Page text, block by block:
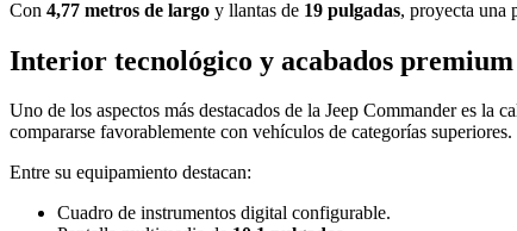
Con 4,77 metros de largo y llantas de 19 pulgadas, proyecta una
Interior tecnológico y acabados premium
Uno de los aspectos más destacados de la Jeep Commander es la
compararse favorablemente con vehículos de categorías superiores.
Entre su equipamiento destacan:
Cuadro de instrumentos digital configurable.